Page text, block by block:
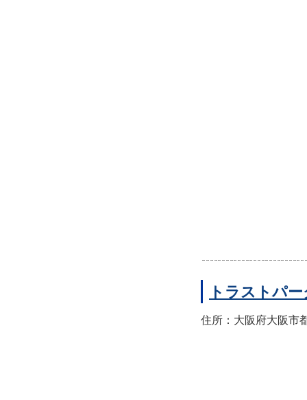
トラストパ
住所：大阪府大阪市